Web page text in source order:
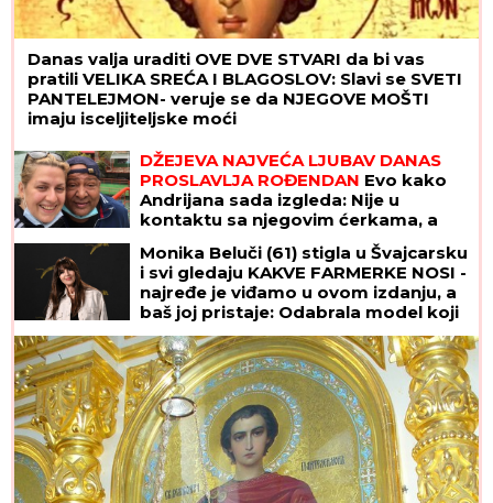
Danas valja uraditi OVE DVE STVARI da bi vas
pratili VELIKA SREĆA I BLAGOSLOV: Slavi se SVETI
PANTELEJMON- veruje se da NJEGOVE MOŠTI
imaju isceljiteljske moći
DŽEJEVA NAJVEĆA LJUBAV DANAS
PROSLAVLJA ROĐENDAN Evo kako
Andrijana sada izgleda: Nije u
kontaktu sa njegovim ćerkama, a
jedan detalj svi komentarišu
Monika Beluči (61) stigla u Švajcarsku
i svi gledaju KAKVE FARMERKE NOSI -
najređe je viđamo u ovom izdanju, a
baš joj pristaje: Odabrala model koji
izdužuje figuru, a onda se vratila
prepoznatljivom stilu